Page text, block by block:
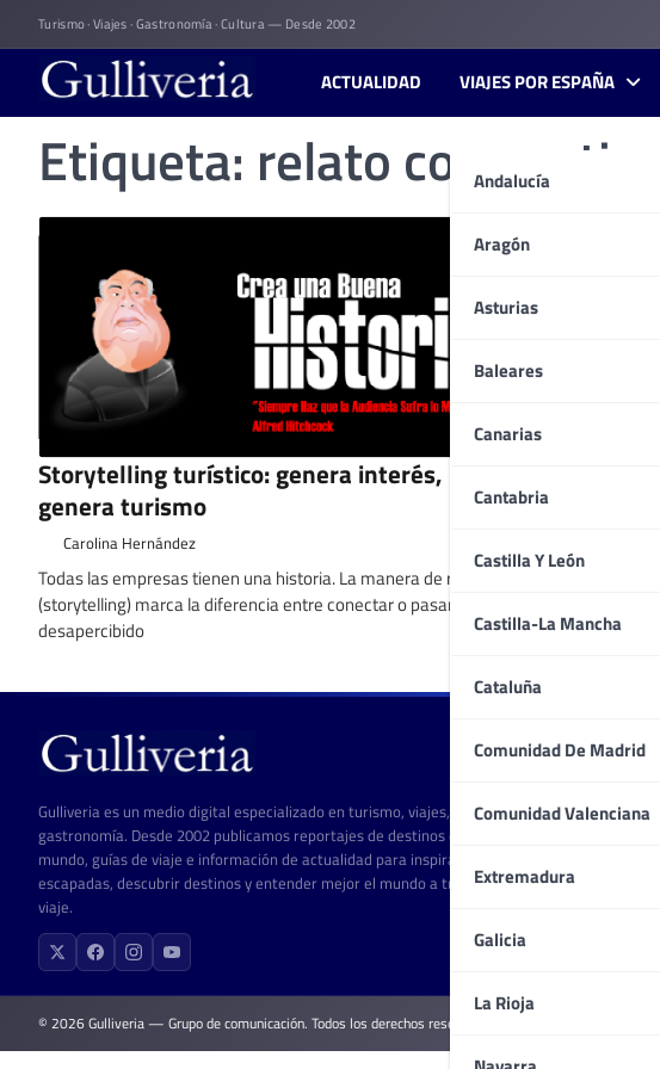
to
content
Turismo · Viajes · Gastronomía · Cultura — Desde 2002
ACTUALIDAD VIAJES POR ESPAÑA
Andalucía
Aragón
Asturias
Baleares
Canarias
Cantabria
Castilla Y León
Castilla-La Mancha
Cataluña
Comunidad De Madrid
Comunidad Valenciana
Extremadura
Galicia
La Rioja
Etiqueta: relato corporativo
Storytelling turístico: genera interés,
genera turismo
Carolina Hernández
Todas las empresas tienen una historia. La manera de relatarla
(storytelling) marca la diferencia entre conectar o pasar
desapercibido
Gulliveria es un medio digital especializado en turismo, viajes, cultura y
gastronomía. Desde 2002 publicamos reportajes de destinos de todo el
mundo, guías de viaje e información de actualidad para inspirar
escapadas, descubrir destinos y entender mejor el mundo a través del
viaje.
GULLIVERIA
Contacto
© 2026 Gulliveria — Grupo de comunicación. Todos los derechos reservados.